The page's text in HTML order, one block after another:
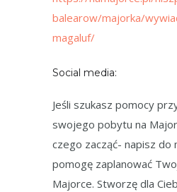
balearow/majorka/
magaluf/
Social media:
Jeśli szukasz pomocy
swojego pobytu na
czego zacząć- napisz do
pomogę zaplanować
Majorce. Stworzę dla